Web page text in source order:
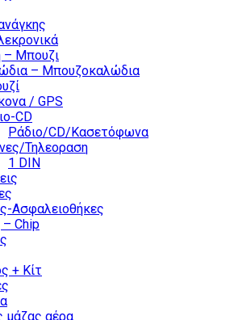
– Μπουζι
– Μπουζοκαλώδια
/ GPS
CD
Ράδιο/CD/Κασετόφωνα
Τηλεοραση
1 DIN
Ασφαλειοθήκες
– Chip
+ Κίτ
μάζας αέρα